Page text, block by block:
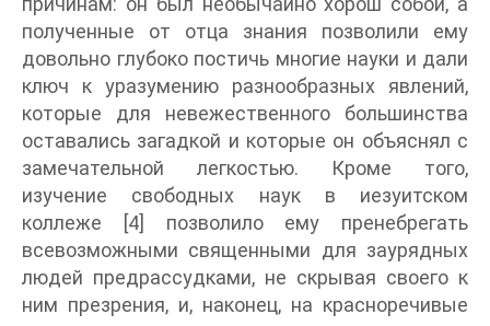
полученные от отца знания позволили ему
довольно глубоко постичь многие науки и дали
ключ к уразумению разнообразных явлений,
которые для невежественного большинства
оставались загадкой и которые он объяснял с
замечательной легкостью. Кроме того,
изучение свободных наук в иезуитском
коллеже [4] позволило ему пренебрегать
всевозможными священными для заурядных
людей предрассудками, не скрывая своего к
ним презрения, и, наконец, на красноречивые